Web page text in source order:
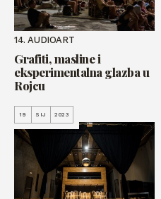
14. AUDIOART
Grafiti, masline i
eksperimentalna glazba u
Rojcu
19 SIJ 2023